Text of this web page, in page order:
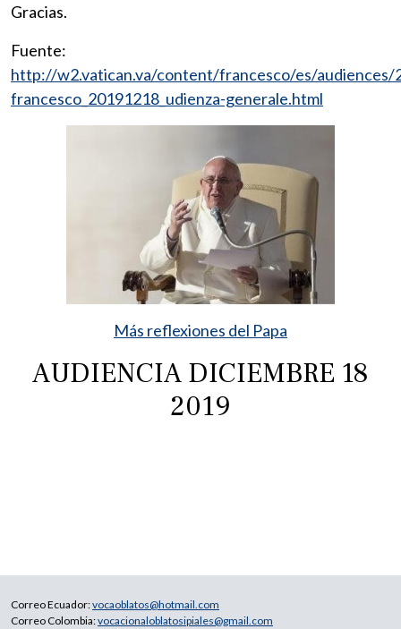
Gracias.
Fuente:
http://w2.vatican.va/content/francesco/es/audiences/
francesco_20191218_udienza-generale.html
Más reflexiones del Papa
AUDIENCIA DICIEMBRE 18
2019
Correo Ecuador:vocaoblatos@hotmail.com
Correo Colombia:vocacionaloblatosipiales@gmail.com